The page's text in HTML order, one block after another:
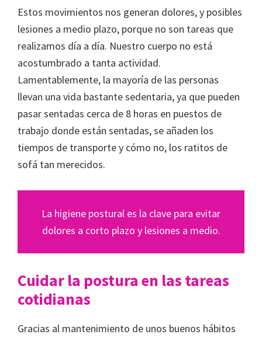
Estos movimientos nos generan dolores, y posibles
lesiones a medio plazo, porque no son tareas que
realizamos día a día. Nuestro cuerpo no está
acostumbrado a tanta actividad.
Lamentablemente, la mayoría de las personas
llevan una vida bastante sedentaria, ya que pueden
pasar sentadas cerca de 8 horas en puestos de
trabajo donde están sentadas, se añaden los
tiempos de transporte y cómo no, los ratitos de
sofá tan merecidos.
La higiene postural es la clave para evitar
dolores a corto plazo y lesiones a medio.
Cuidar la postura en las tareas
cotidianas
Gracias al mantenimiento de unos buenos hábitos